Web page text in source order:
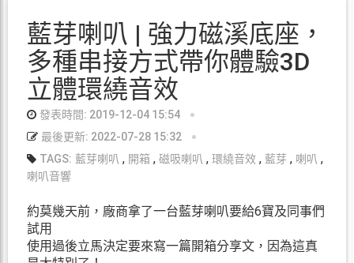
藍芽喇叭 | 強力磁溪底座，
多種串接方式帶你體驗3D
立體環繞音效
發表時間: 2019-12-04 15:54
最後更新: 2022-07-28 15:32
TAGS: 藍芽喇叭 , 開箱, 磁吸喇叭 , 環繞音效, 藍芽 , 喇叭 ,
喇叭音響
約莫幾天前，廠商拿了一台藍芽喇叭要給6寶及同事們
試用
使用過後立馬決定要來寫一篇開箱分享文，因為這真